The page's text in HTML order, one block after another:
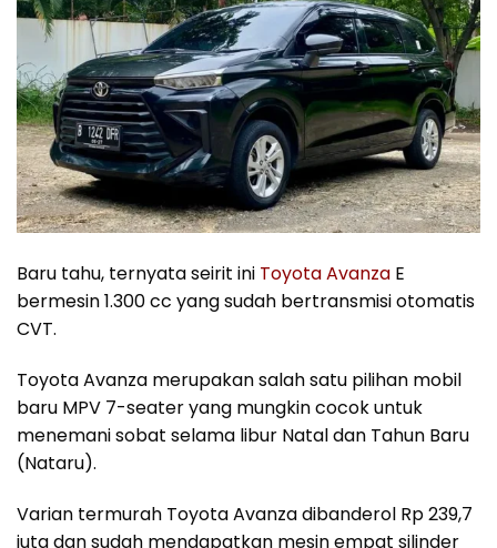
Baru tahu, ternyata seirit ini Toyota Avanza E
bermesin 1.300 cc yang sudah bertransmisi otomatis
CVT.
Toyota Avanza merupakan salah satu pilihan mobil
baru MPV 7-seater yang mungkin cocok untuk
menemani sobat selama libur Natal dan Tahun Baru
(Nataru).
Varian termurah Toyota Avanza dibanderol Rp 239,7
juta dan sudah mendapatkan mesin empat silinder